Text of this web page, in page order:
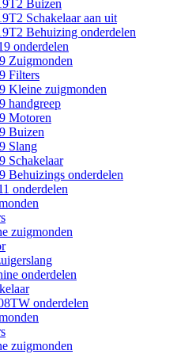
Buizen
Schakelaar aan uit
Behuizing onderdelen
onderdelen
Zuigmonden
Filters
Kleine zuigmonden
handgreep
Motoren
Buizen
Slang
Schakelaar
Behuizings onderdelen
onderdelen
zuigmonden
onderdelen
onderdelen
zuigmonden